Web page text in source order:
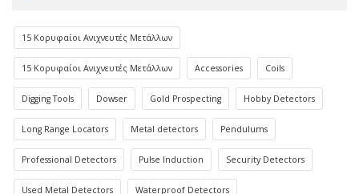
15 Κορυφαίοι Ανιχνευτές Μετάλλων
15 Κορυφαίοι Ανιχνευτές Μετάλλων Accessories Coils
Digging Tools Dowser Gold Prospecting Hobby Detectors
Long Range Locators Metal detectors Pendulums
Professional Detectors Pulse Induction Security Detectors
Used Metal Detectors Waterproof Detectors